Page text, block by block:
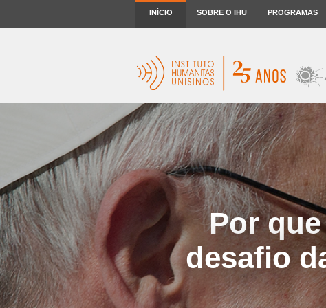
INÍCIO SOBRE O IHU PROGRAMAS
Por
desafio